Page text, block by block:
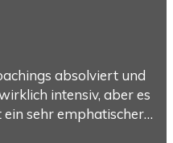
absolviert und
intensiv, aber es
sehr emphatischer…